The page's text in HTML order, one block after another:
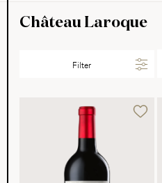
Château Laroque
Filter